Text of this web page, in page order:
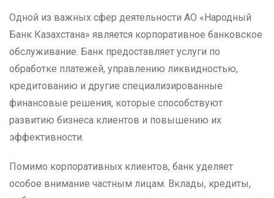
Одной из важных сфер деятельности АО «Народный
Банк Казахстана» является корпоративное банковское
обслуживание. Банк предоставляет услуги по
обработке платежей, управлению ликвидностью,
кредитованию и другие специализированные
финансовые решения, которые способствуют
развитию бизнеса клиентов и повышению их
эффективности.
Помимо корпоративных клиентов, банк уделяет
особое внимание частным лицам. Вклады, кредиты,